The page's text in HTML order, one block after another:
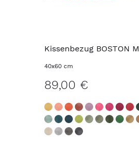
Kissenbezug BOSTON M
40x60 cm
89,00 €